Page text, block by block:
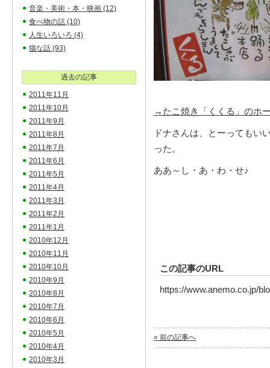
→たこ焼き「くくる」のホ
ドナさんは、とーってもい
った。
ああ～し・あ・わ・せ♪
この記事のURL
https://www.anemo.co.jp/
« 前の記事へ
音楽・美術・本・映画 (12)
食べ物の話 (10)
人生いろいろ (4)
猫な話 (93)
過去の記事
2011年11月
2011年10月
2011年9月
2011年8月
2011年7月
2011年6月
2011年5月
2011年4月
2011年3月
2011年2月
2011年1月
2010年12月
2010年11月
2010年10月
2010年9月
2010年8月
2010年7月
2010年6月
2010年5月
2010年4月
2010年3月